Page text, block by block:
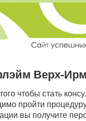
Верх-
чтобы стать
пройти
вы получите